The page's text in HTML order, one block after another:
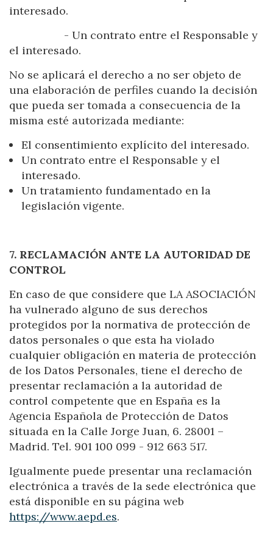
interesado.
- Un contrato entre el Responsable y
el interesado.
No se aplicará el derecho a no ser objeto de
una elaboración de perfiles cuando la decisión
que pueda ser tomada a consecuencia de la
misma esté autorizada mediante:
El consentimiento explícito del interesado.
Un contrato entre el Responsable y el
interesado.
Un tratamiento fundamentado en la
legislación vigente.
7. RECLAMACIÓN ANTE LA AUTORIDAD DE
CONTROL
En caso de que considere que LA ASOCIACIÓN
ha vulnerado alguno de sus derechos
protegidos por la normativa de protección de
datos personales o que esta ha violado
cualquier obligación en materia de protección
de los Datos Personales, tiene el derecho de
presentar reclamación a la autoridad de
control competente que en España es la
Agencia Española de Protección de Datos
situada en la Calle Jorge Juan, 6. 28001 –
Madrid. Tel. 901 100 099 - 912 663 517.
Igualmente puede presentar una reclamación
electrónica a través de la sede electrónica que
está disponible en su página web
https://www.aepd.es.